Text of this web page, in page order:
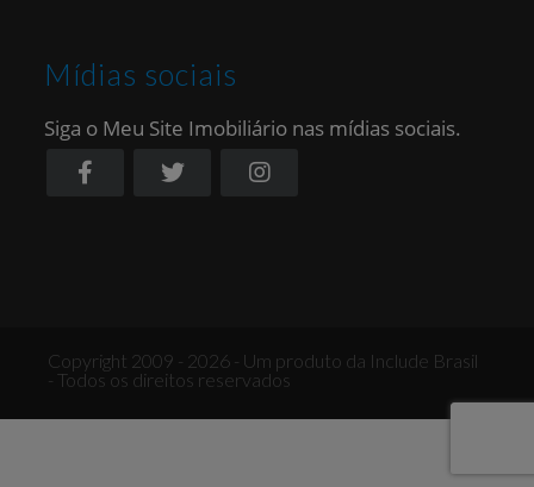
Mídias sociais
Siga o Meu Site Imobiliário nas mídias sociais.
Copyright 2009 - 2026 - Um produto da Include Brasil
- Todos os direitos reservados